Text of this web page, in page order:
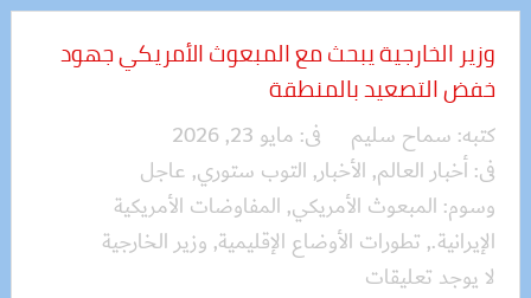
وزير الخارجية يبحث مع المبعوث الأمريكي جهود
خفض التصعيد بالمنطقة
كتبه: سماح سليم فى: مايو 23, 2026
فى:أخبار العالم, الأخبار, التوب ستوري, عاجل
وسوم: المبعوث الأمريكي, المفاوضات الأمريكية
الإيرانية., تطورات الأوضاع الإقليمية, وزير الخارجية
لا يوجد تعليقات